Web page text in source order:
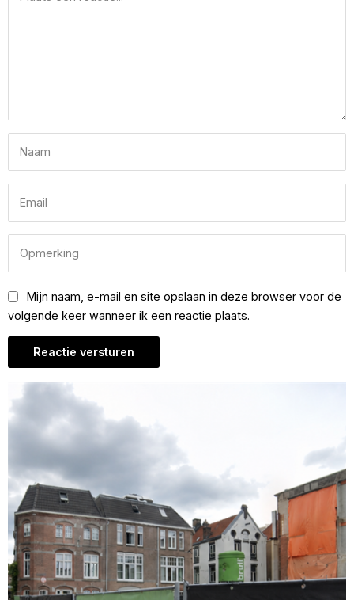
Mijn naam, e-mail en site opslaan in deze browser voor de
volgende keer wanneer ik een reactie plaats.